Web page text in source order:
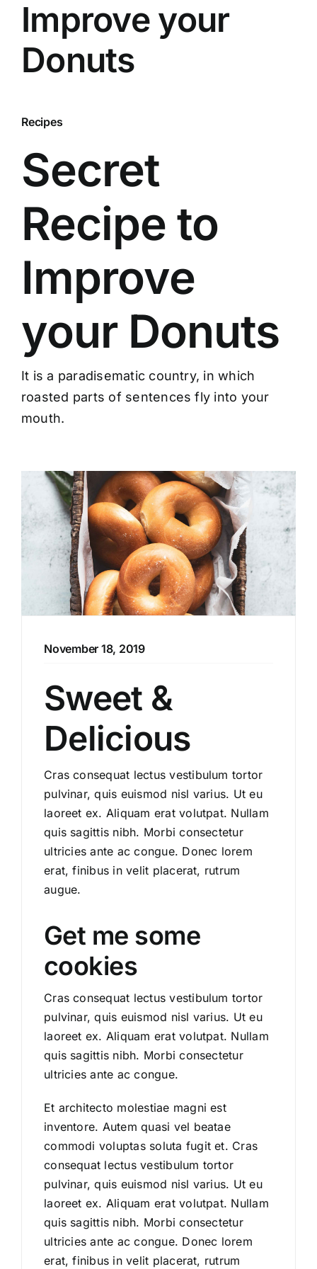
Improve your
Donuts
Recipes
Secret
Recipe to
Improve
your Donuts
It is a paradisematic country, in which
roasted parts of sentences fly into your
mouth.
November 18, 2019
Sweet &
Delicious
Cras consequat lectus vestibulum tortor
pulvinar, quis euismod nisl varius. Ut eu
laoreet ex. Aliquam erat volutpat. Nullam
quis sagittis nibh. Morbi consectetur
ultricies ante ac congue. Donec lorem
erat, finibus in velit placerat, rutrum
augue.
Get me some
cookies
Cras consequat lectus vestibulum tortor
pulvinar, quis euismod nisl varius. Ut eu
laoreet ex. Aliquam erat volutpat. Nullam
quis sagittis nibh. Morbi consectetur
ultricies ante ac congue.
Et architecto molestiae magni est
inventore. Autem quasi vel beatae
commodi voluptas soluta fugit et. Cras
consequat lectus vestibulum tortor
pulvinar, quis euismod nisl varius. Ut eu
laoreet ex. Aliquam erat volutpat. Nullam
quis sagittis nibh. Morbi consectetur
ultricies ante ac congue. Donec lorem
erat, finibus in velit placerat, rutrum